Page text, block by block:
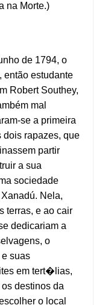
na Morte.)
de 1794, o
então estudante
Robert Southey,
mal
se a primeira
dois rapazes, que
partir
a sua
sociedade
Nela,
terras, e ao cair
dedicariam a
o
suas
em tert�lias,
destinos da
o local